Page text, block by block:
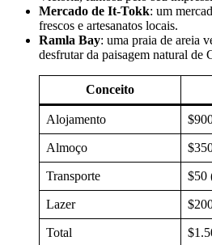
Mercado de It-Tokk: um
frescos e artesanatos locais.
Ramla Bay: uma praia de areia
desfrutar da paisagem natural de
Conceito
Alojamento
Almoço
Transporte $50
Lazer
Total